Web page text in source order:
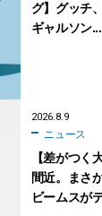
グ】グッチ
ギャルソン
2026.8.9
ニュース
【差がつく
間近。まさ
ビームスが